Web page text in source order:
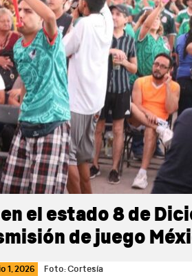
el estado 8 de
de juego
1, 2026 Foto: Cortesía